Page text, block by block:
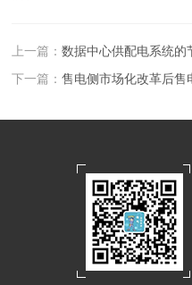
上一篇：数据中心供配电系统的
下一篇：售电侧市场化改革后售